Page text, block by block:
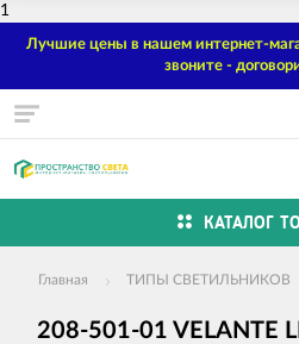
1
Лучшие цены в нашем интернет-
звоните -
КАТАЛОГ
Главная ТИПЫ СВЕТИЛЬНИКОВ
208-501-01 VELANTE